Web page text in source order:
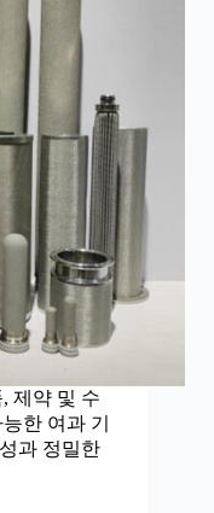
제약 및 수
한 여과 기
과 정밀한